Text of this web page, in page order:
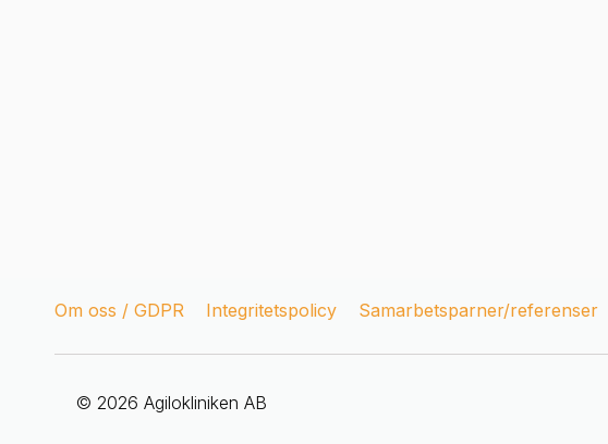
Om oss / GDPR Integritetspolicy Samarbetsparner/referenser
© 2026 Agilokliniken AB